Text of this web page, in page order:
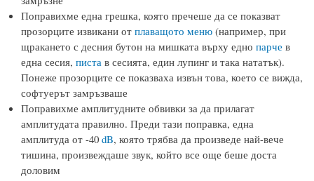
Поправихме една грешка, която пречеше да се показват
прозорците извикани от плаващото меню (например, при
щракането с десния бутон на мишката върху едно парче в
една сесия, писта в сесията, един лупинг и така нататък).
Понеже прозорците се показваха извън това, което се вижда,
софтуерът замръзваше
Поправихме амплитудните обвивки за да прилагат
амплитудата правилно. Преди тази поправка, една
амплитуда от -40 dB, която трябва да произведе най-вече
тишина, произвеждаше звук, който все още беше доста
доловим